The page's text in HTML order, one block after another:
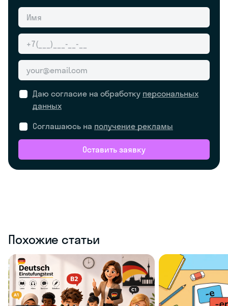
Даю согласие на обработку персональных
данных
Соглашаюсь на получение рекламы
Оставить заявку
Похожие статьи